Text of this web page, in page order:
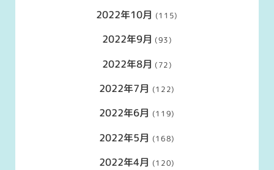
2022年10月 (115)
2022年9月 (93)
2022年8月 (72)
2022年7月 (122)
2022年6月 (119)
2022年5月 (168)
2022年4月 (120)